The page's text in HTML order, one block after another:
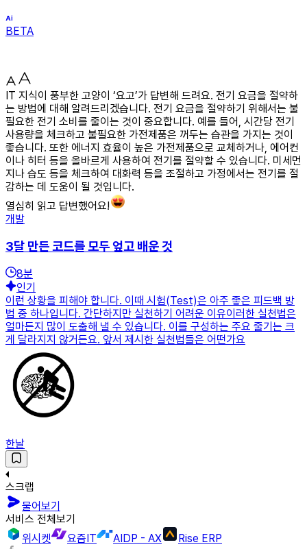
BETA
IT 지식이 풍부한 고양이 ‘요고’가 답변해 드려요. 전기 요금을 절약하
는 방법에 대해 알려드리겠습니다. 전기 요금을 절약하기 위해서는 불
필요한 전기 소비를 줄이는 것이 중요합니다. 예를 들어, 시간당 전기
사용량을 체크하고 불필요한 가전제품은 꺼두는 습관을 가지는 것이
좋습니다. 또한 에너지 효율이 높은 가전제품으로 교체하거나, 에어컨
이나 히터 등을 올바르게 사용하여 전기를 절약할 수 있습니다. 미세먼
지나 습도 등을 체크하여 대화력 등을 조절하고 가정에서는 전기를 절
감하는 데 도움이 될 것입니다.
열심히 읽고 답변했어요!
개발
3달 만든 코드를 모두 엎고 배운 것
8분
인기
이런 상황을 피해야 합니다. 이때 시험(Test)은 아주 좋은 피드백 방
법 중 하나입니다. 간단하지만 실천하기 어려운 이유이러한 실천법은
얼마든지 많이 도출해 낼 수 있습니다. 이를 구성하는 주요 줄기는 크
게 달라지지 않거든요. 앞서 제시한 실천법들은 어떤가요
한날
스크랩
물어보기
서비스 전체보기
위시켓
요즘IT AIDP - AX Rise ERP